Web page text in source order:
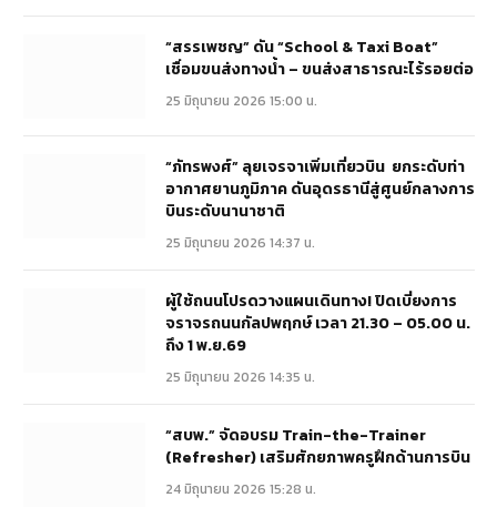
“สรรเพชญ” ดัน “School & Taxi Boat”
เชื่อมขนส่งทางน้ำ – ขนส่งสาธารณะไร้รอยต่อ
25 มิถุนายน 2026 15:00 น.
“ภัทรพงศ์” ลุยเจรจาเพิ่มเที่ยวบิน ยกระดับท่า
อากาศยานภูมิภาค ดันอุดรธานีสู่ศูนย์กลางการ
บินระดับนานาชาติ
25 มิถุนายน 2026 14:37 น.
ผู้ใช้ถนนโปรดวางแผนเดินทาง! ปิดเบี่ยงการ
จราจรถนนกัลปพฤกษ์ เวลา 21.30 – 05.00 น.
ถึง 1 พ.ย.69
25 มิถุนายน 2026 14:35 น.
“สบพ.” จัดอบรม Train-the-Trainer
(Refresher) เสริมศักยภาพครูฝึกด้านการบิน
24 มิถุนายน 2026 15:28 น.